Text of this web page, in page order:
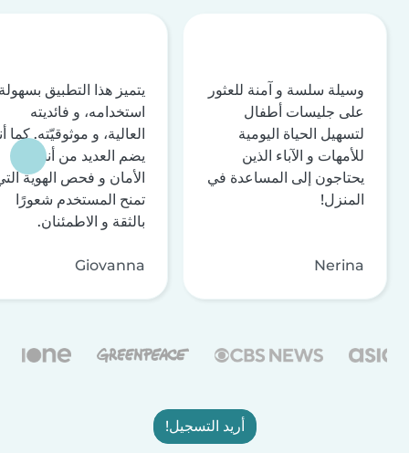
وسيلة سلسة و آمنة للعثور
على جليسات أطفال
لتسهيل الحياة اليومية
للأمهات و الآباء الذين
يحتاجون إلى المساعدة في
المنزل!
Nerina
يتميز هذا التطبيق
استخدامه، و فائديته
العالية، و موثوقيّته. كما
يضم العديد من أنظمة
الأمان و فحص الهوية
تمنح المستخدم شعورًا
بالثقة و الاطمئنان.
Giovanna
أريد التسجيل!